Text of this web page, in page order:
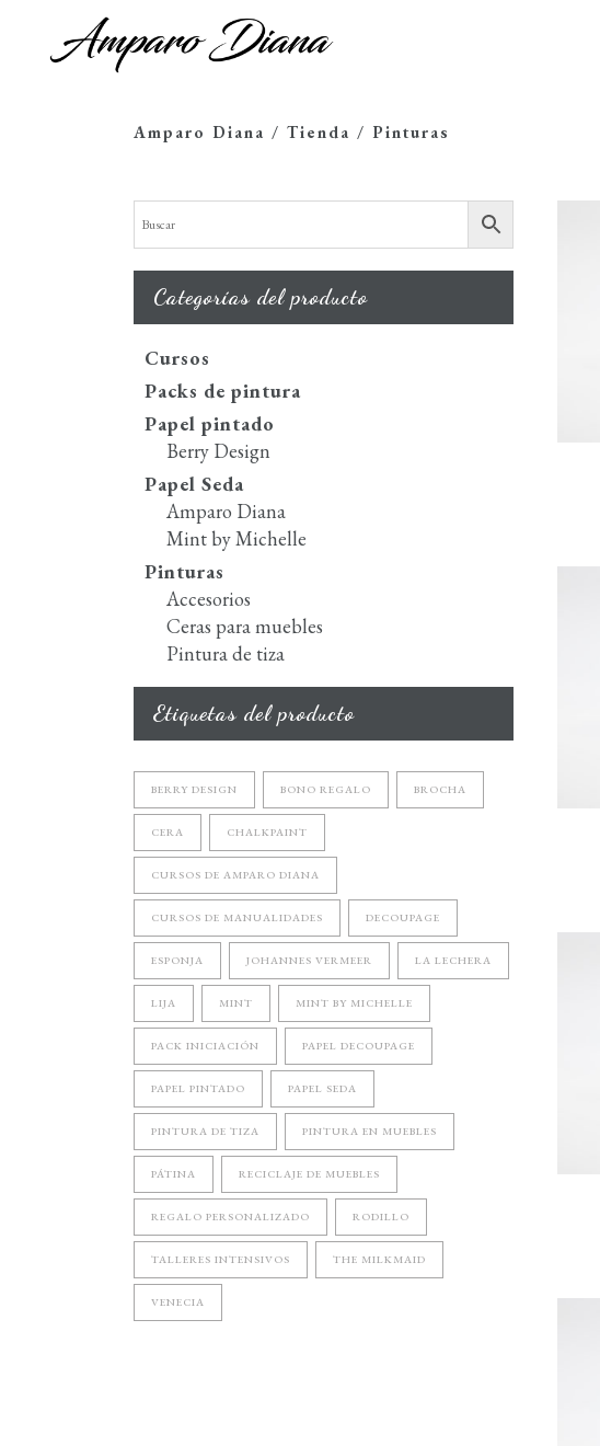
Amparo Diana / Tienda / Pinturas
Categorías del producto
Cursos
Packs de pintura
Papel pintado
Berry Design
Papel Seda
Amparo Diana
Mint by Michelle
Pinturas
Accesorios
Ceras para muebles
Pintura de tiza
Etiquetas del producto
BERRY DESIGN BONO REGALO BROCHA
CERA CHALKPAINT
CURSOS DE AMPARO DIANA
CURSOS DE MANUALIDADES DECOUPAGE
ESPONJA JOHANNES VERMEER LA LECHERA
LIJA MINT MINT BY MICHELLE
PACK INICIACIÓN PAPEL DECOUPAGE
PAPEL PINTADO PAPEL SEDA
PINTURA DE TIZA PINTURA EN MUEBLES
PÁTINA RECICLAJE DE MUEBLES
REGALO PERSONALIZADO RODILLO
TALLERES INTENSIVOS THE MILKMAID
VENECIA